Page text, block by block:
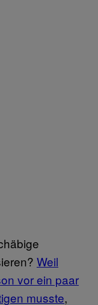
Weil
vor ein paar
musste,